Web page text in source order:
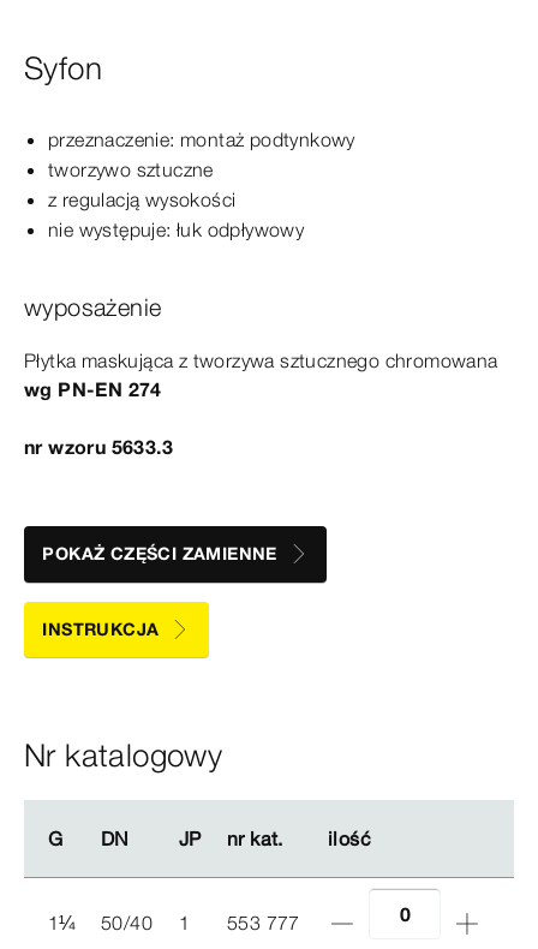
Syfon
przeznaczenie: montaż podtynkowy
tworzywo sztuczne
z regulacją wysokości
nie występuje: łuk odpływowy
wyposażenie
Płytka maskująca z tworzywasztucznego chromowana
wg PN-EN 274
nr wzoru 5633.3
POKAŻ CZĘŚCI ZAMIENNE
INSTRUKCJA
Nr katalogowy
G DN JP nr kat. ilość
G DN JP nr kat. ilość
1¼ 50/40 1 553 777